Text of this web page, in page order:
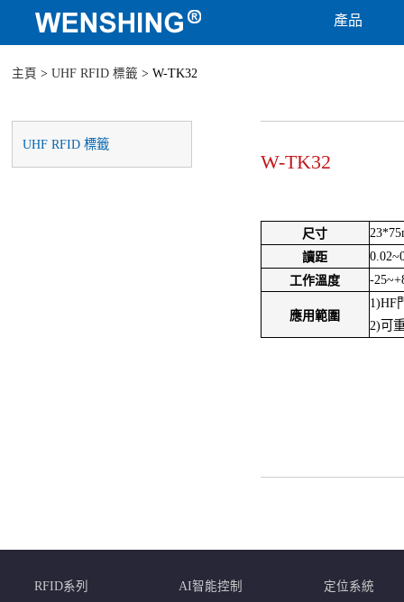
產品
主頁 > UHF RFID 標籤 > W-TK32
UHF RFID 標籤
W-TK32
尺寸
讀距
工作溫度 -
應用範圍
1)HF
2)可
RFID系列 AI智能控制 定位系統